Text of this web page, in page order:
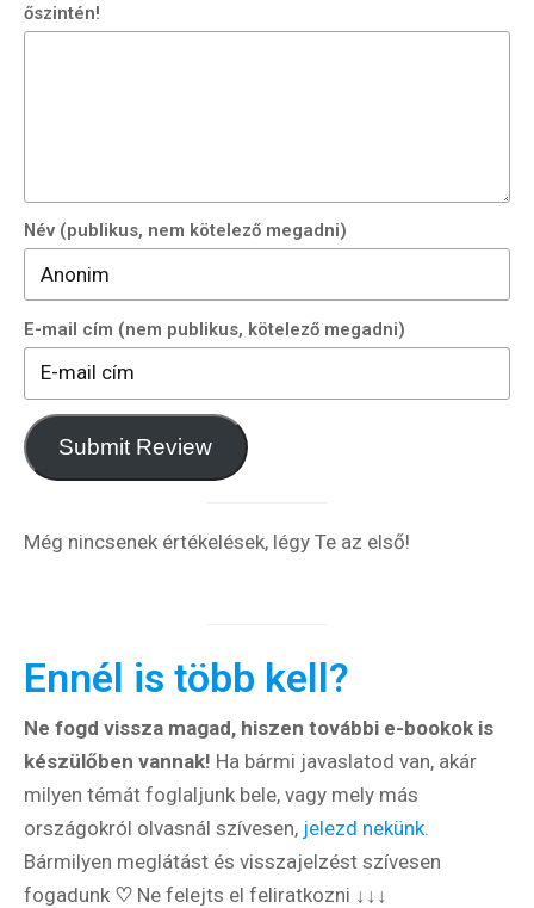
Felhasználási feltételek
őszintén!
Név (publikus, nem kötelező megadni)
E-mail cím (nem publikus, kötelező megadni)
Submit Review
Még nincsenek értékelések, légy Te az első!
Ennél is több kell?
Ne fogd vissza magad, hiszen további e-bookok is
készülőben vannak! Ha bármi javaslatod van, akár
milyen témát foglaljunk bele, vagy mely más
országokról olvasnál szívesen, jelezd nekünk.
Bármilyen meglátást és visszajelzést szívesen
fogadunk ♡ Ne felejts el feliratkozni ↓↓↓